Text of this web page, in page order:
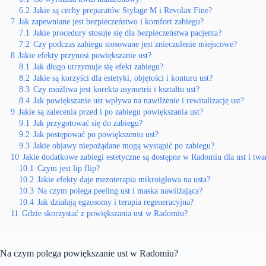
6.2 Jakie są cechy preparatów Stylage M i Revolax Fine?
7 Jak zapewniane jest bezpieczeństwo i komfort zabiegu?
7.1 Jakie procedury stosuje się dla bezpieczeństwa pacjenta?
7.2 Czy podczas zabiegu stosowane jest znieczulenie miejscowe?
8 Jakie efekty przynosi powiększanie ust?
8.1 Jak długo utrzymuje się efekt zabiegu?
8.2 Jakie są korzyści dla estetyki, objętości i konturu ust?
8.3 Czy możliwa jest korekta asymetrii i kształtu ust?
8.4 Jak powiększanie ust wpływa na nawilżenie i rewitalizację ust?
9 Jakie są zalecenia przed i po zabiegu powiększania ust?
9.1 Jak przygotować się do zabiegu?
9.2 Jak postępować po powiększeniu ust?
9.3 Jakie objawy niepożądane mogą wystąpić po zabiegu?
10 Jakie dodatkowe zabiegi estetyczne są dostępne w Radomiu dla ust i
10.1 Czym jest lip flip?
10.2 Jakie efekty daje mezoterapia mikroigłowa na usta?
10.3 Na czym polega peeling ust i maska nawilżająca?
10.4 Jak działają egzosomy i terapia regeneracyjna?
11 Gdzie skorzystać z powiększania ust w Radomiu?
Na czym polega powiększanie ust w Radomiu?